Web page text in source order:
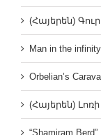
(Հայերեն)
Man in the
Orbelian’s
(Հայերեն)
“Shamiram